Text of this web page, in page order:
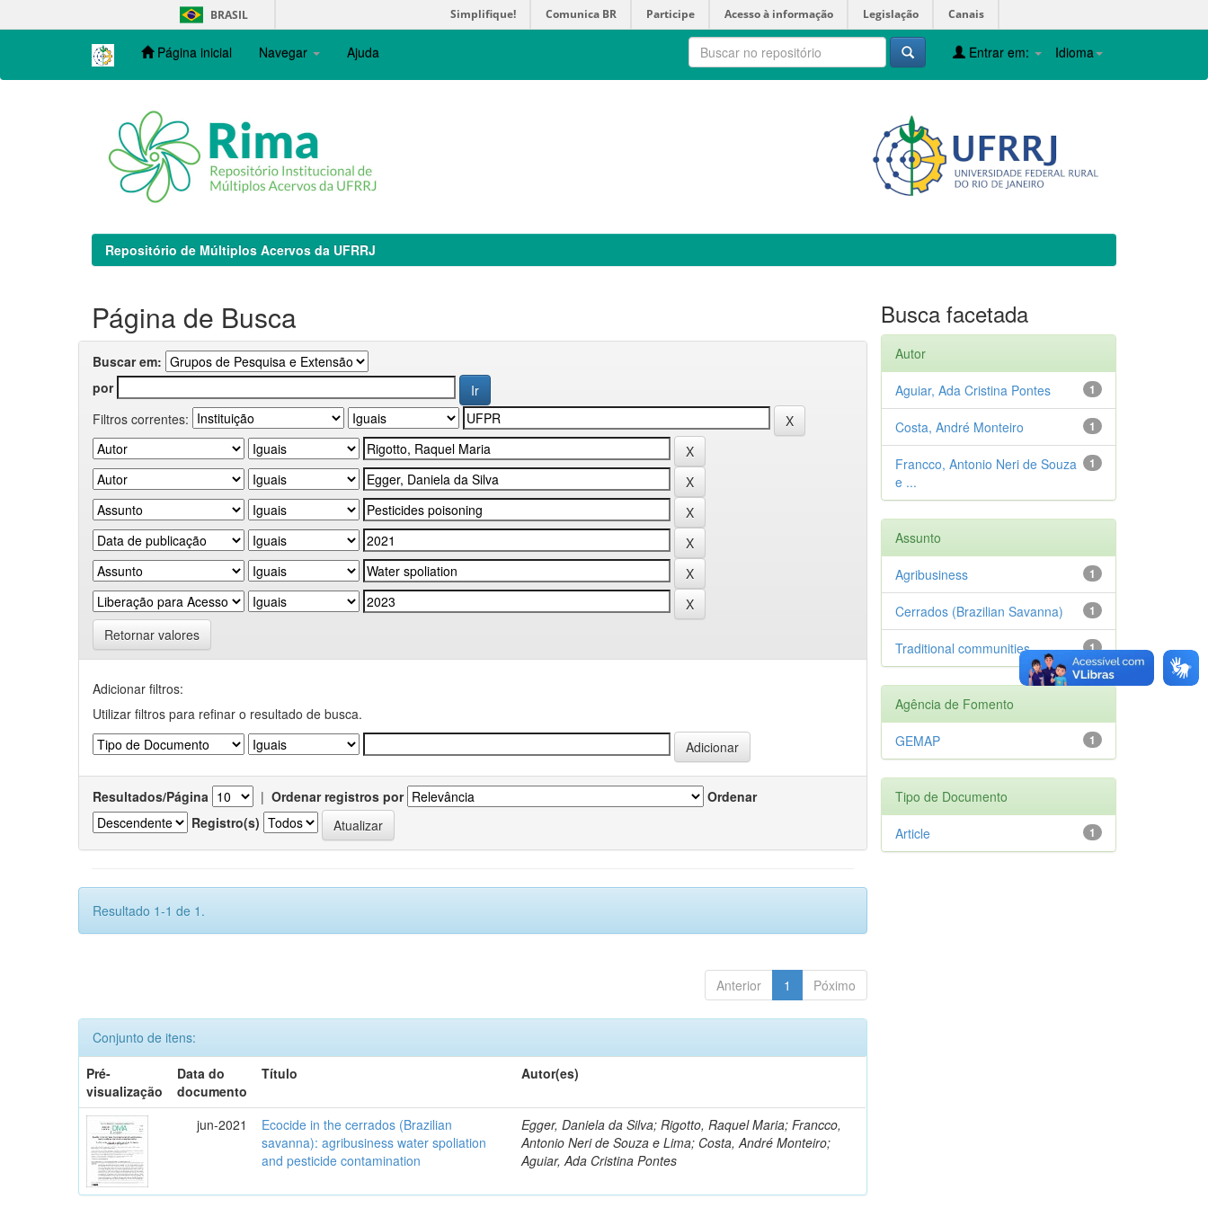
navigation
BRASIL Simplifique! Comunica BR Participe Acesso à informação Legislação Canais
Página inicial Navegar Ajuda Idioma
Entrar em:
Repositório de Múltiplos Acervos da UFRRJ
Página de Busca
Buscar em:
por
Filtros correntes:
Retornar valores
Adicionar filtros:
Utilizar filtros para refinar o resultado de busca.
Resultados/Página | Ordenar registros por
Ordenar
Registro(s)
Resultado 1-1 de 1.
Anterior 1 Póximo
Conjunto de itens:
Pré-
visualização
Data do
documento
Título Autor(es)
jun-2021
Ecocide in the cerrados (Brazilian
savanna): agribusiness water spoliation
and pesticide contamination
Egger, Daniela da Silva; Rigotto, Raquel Maria; Francco,
Antonio Neri de Souza e Lima; Costa, André Monteiro;
Aguiar, Ada Cristina Pontes
Busca facetada
Autor
1
Aguiar, Ada Cristina Pontes
1
Costa, André Monteiro
1
Francco, Antonio Neri de Souza
e ...
Assunto
1
Agribusiness
1
Cerrados (Brazilian Savanna)
1
Traditional communities
Agência de Fomento
1
GEMAP
Tipo de Documento
1
Article